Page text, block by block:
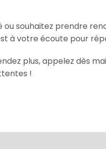
souhaitez prendre
à votre écoute pour
plus, appelez dès
!